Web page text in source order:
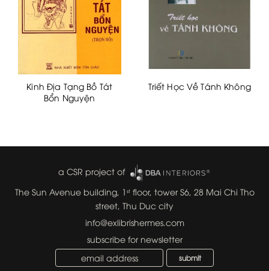
Kinh Địa Tạng Bồ Tát
Bổn Nguyện
Triết Học Về Tánh Không
a CSR project of
The Sun Avenue building, 1 stfloor, tower S6, 28 Mai Chi Tho
street, Thu Duc city
info@exlibrishermes.com
subscribe for newsletter
submit